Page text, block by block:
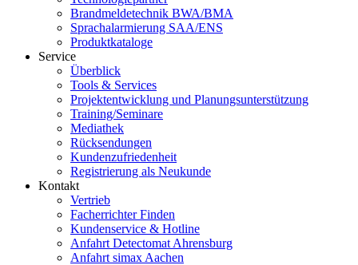
Brandmeldetechnik BWA/BMA
Sprachalarmierung SAA/ENS
Produktkataloge
Service
Überblick
Tools & Services
Projektentwicklung und Planungsunterstützung
Training/Seminare
Mediathek
Rücksendungen
Kundenzufriedenheit
Registrierung als Neukunde
Kontakt
Vertrieb
Facherrichter Finden
Kundenservice & Hotline
Anfahrt Detectomat Ahrensburg
Anfahrt simax Aachen